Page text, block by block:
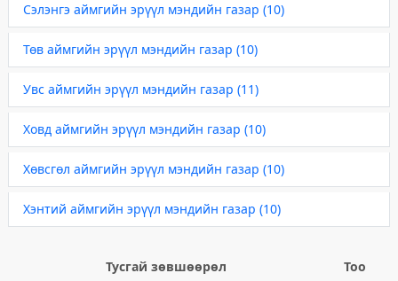
Сэлэнгэ аймгийн эрүүл мэндийн газар (10)
Төв аймгийн эрүүл мэндийн газар (10)
Увс аймгийн эрүүл мэндийн газар (11)
Ховд аймгийн эрүүл мэндийн газар (10)
Хөвсгөл аймгийн эрүүл мэндийн газар (10)
Хэнтий аймгийн эрүүл мэндийн газар (10)
Тусгай зөвшөөрөл
Тоо